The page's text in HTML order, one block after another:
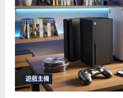
遊戲主機